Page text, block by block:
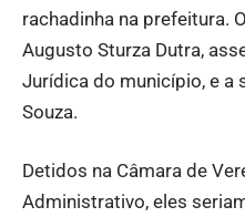
rachadinha na prefeitura.
Augusto Sturza Dutra,
Jurídica do município, e a
Souza.
Detidos na Câmara de
Administrativo, eles